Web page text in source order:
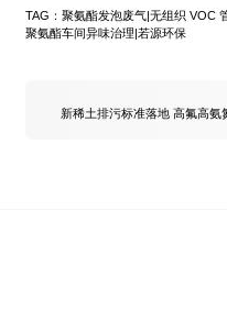
TAG：聚氨酯发泡废气 |无组织 VOC
聚氨酯车间异味治理 |若源环保
新稀土排污标准落地 高氟高氨